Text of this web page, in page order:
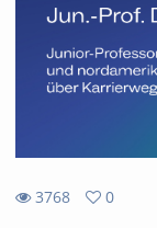
3768
0